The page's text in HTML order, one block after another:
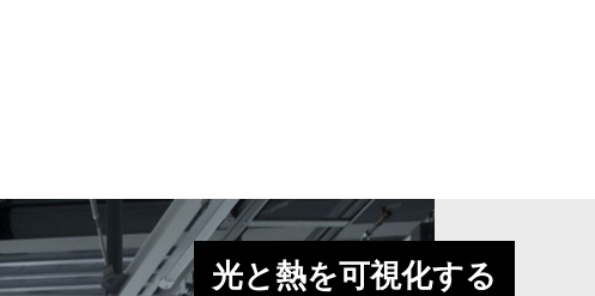
光と熱を可視化する